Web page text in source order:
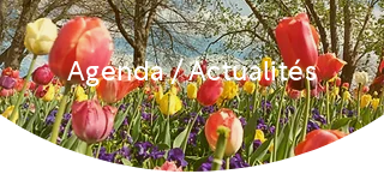
Agenda / Actualités